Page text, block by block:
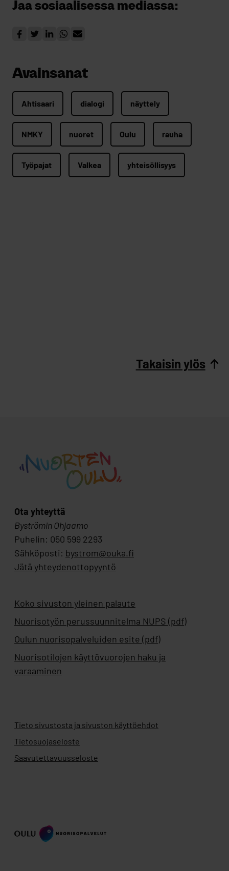
Jaa sosiaalisessa mediassa:
Avainsanat
Ahtisaari dialogi näyttely
NMKY nuoret Oulu rauha
Työpajat Valkea yhteisöllisyys
Takaisin ylös
Ota yhteyttä
Byströmin Ohjaamo
Puhelin: 050 599 2293
Sähköposti: bystrom@ouka.fi
Jätä yhteydenottopyyntö
Koko sivuston yleinen palaute
Nuorisotyön perussuunnitelma NUPS (pdf)
Oulun nuorisopalveluiden esite (pdf)
Nuorisotilojen käyttövuorojen haku ja
varaaminen
Tieto sivustosta ja sivuston käyttöehdot
Tietosuojaseloste
Saavutettavuusseloste